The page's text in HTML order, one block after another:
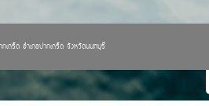
ร็ด อำเภอปากเกร็ด จังหวัดนนทบุรี